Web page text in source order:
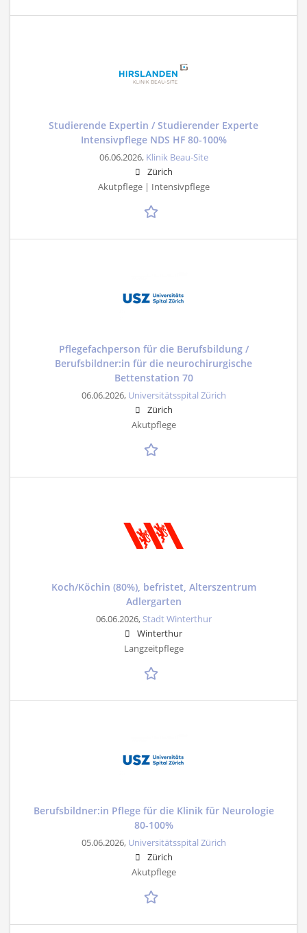
Studierende Expertin / Studierender Experte
Intensivpflege NDS HF 80-100%
06.06.2026, Klinik Beau-Site
Zürich
Akutpflege | Intensivpflege
Pflegefachperson für die Berufsbildung /
Berufsbildner:in für die neurochirurgische
Bettenstation 70
06.06.2026, Universitätsspital Zürich
Zürich
Akutpflege
Koch/Köchin (80%), befristet, Alterszentrum
Adlergarten
06.06.2026, Stadt Winterthur
Winterthur
Langzeitpflege
Berufsbildner:in Pflege für die Klinik für Neurologie
80-100%
05.06.2026, Universitätsspital Zürich
Zürich
Akutpflege